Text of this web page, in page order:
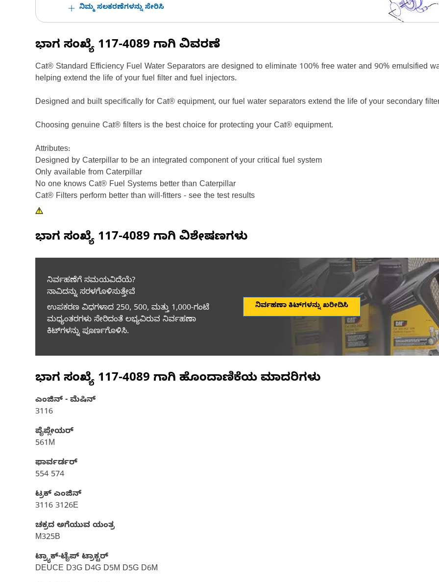
ನಿಮ್ಮ ಸಲಕರಣೆಗಳನ್ನು ಸೇರಿಸಿ
ಭಾಗ ಸಂಖ್ಯೆ 117-4089 ಗಾಗಿ ವಿವರಣೆ
Cat® Standard Efficiency Fuel Water Separators are designed to eliminate 100% free water and 90% emulsified
helping extend the life of your fuel filter and fuel injectors.
Designed and built specifically for Cat® equipment, our fuel water separators extend the life of your secondary
Choosing genuine Cat® filters is the best choice for protecting your Cat® equipment.
Attributes:
Designed by Caterpillar to be an integrated component of your critical fuel system
Only available from Caterpillar
No one knows Cat® Fuel Systems better than Caterpillar
Cat® Filters perform better than will-fitters - see the test results
ಭಾಗ ಸಂಖ್ಯೆ 117-4089 ಗಾಗಿ ವಿಶೇಷಣಗಳು
ನಿರ್ವಹಣೆಗೆ ಸಮಯವಿದೆಯೆ?
ನಾವಿದನ್ನು ಸರಳಗೊಳಿಸುತ್ತೇವೆ
ಉಪಕರಣ ವಿಧಗಳಾದ 250, 500, ಮತ್ತು 1,000-ಗಂಟೆ
ಮಧ್ಯಂತರಗಳು ಸೇರಿದಂತೆ ಲಭ್ಯವಿರುವ ನಿರ್ವಹಣಾ
ಕಿಟ್‌ಗಳನ್ನು ಪೂರ್ಣಗೊಳಿಸಿ.
ನಿರ್ವಹಣಾ ಕಿಟ್‌ಗಳನ್ನು ಖರೀದಿಸಿ
ಭಾಗ ಸಂಖ್ಯೆ 117-4089 ಗಾಗಿ ಹೊಂದಾಣಿಕೆಯ ಮಾದರಿಗಳು
ಎಂಜಿನ್ - ಮೆಷಿನ್
3116
ಪೈಪ್ಲೇಯರ್
561M
ಫಾರ್ವರ್ಡರ್
554 574
ಟ್ರಕ್ ಎಂಜಿನ್
3116 3126E
ಚಕ್ರದ ಅಗೆಯುವ ಯಂತ್ರ
M325B
ಟ್ರ್ಯಾಕ್-ಟೈಪ್ ಟ್ರಾಕ್ಟರ್
DEUCE D3G D4G D5M D5G D6M